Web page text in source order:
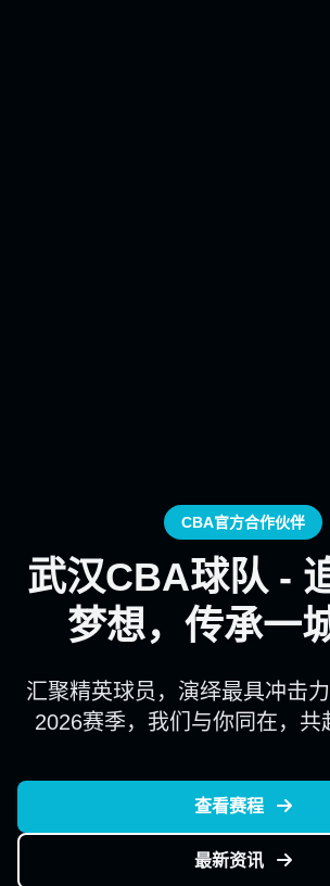
CBA官方合作伙伴
武汉CBA球队 -
梦想，传承一
汇聚精英球员，演绎最具冲击力
2026赛季，我们与你同在，共
查看赛程
最新资讯